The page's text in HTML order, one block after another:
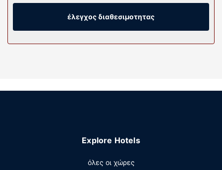
διασκέδασή σας προσφέρονται τηλεοράσεις με επίπεδη
οθόνη 32 ιντσών με καλωδιακά κανάλια, ενώ μπορείτε
όπως δωρεάν ασύρματο ίντερνετ και χώρο για πικνίκ.
αυτό το κατάλυμα (Valueinn Eugene - Airport ) ή μπορείτε
έλεγχος διαθεσιμοτητας
Explore Hotels
όλες οι χώρες